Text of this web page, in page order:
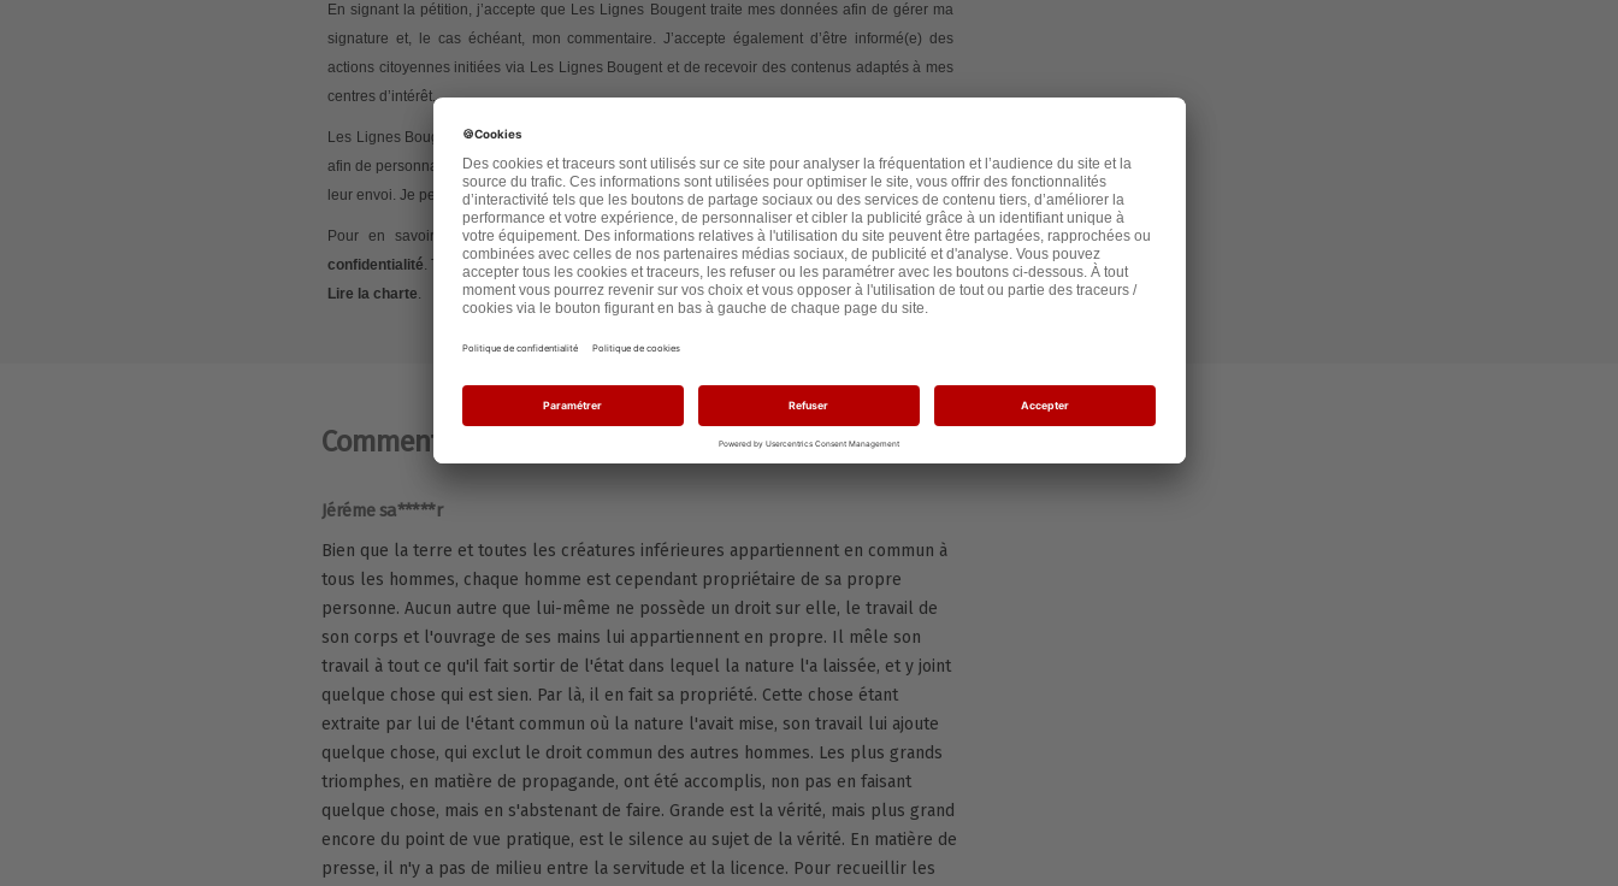
En signant la pétition, j’accepte que Les Lignes Bougent traite mes données afin de gérer ma
signature et, le cas échéant, mon commentaire. J’accepte également d’être informé(e) des
actions citoyennes initiées via Les Lignes Bougent et de recevoir des contenus adaptés à mes
centres d’intérêt.
Les Lignes Bougent peut mesurer si et quand j’ouvre ses emails, au moyen de pixels de suivi,
afin de personnaliser les contenus proposés et d’optimiser la fréquence ainsi que le moment de
leur envoi. Je peux retirer mon consentement à tout moment.
Pour en savoir plus sur ces traitements et sur mes droits, je consulte lapolitique de
confidentialité. Tout commentaire doit respecter la charte des contenus de la communauté LLB.
Lire la charte.
Commentaires
Jéréme sa*****r
Bien que la terre et toutes les créatures inférieures appartiennent en commun à
tous les hommes, chaque homme est cependant propriétaire de sa propre
personne. Aucun autre que lui-même ne possède un droit sur elle, le travail de
son corps et l'ouvrage de ses mains lui appartiennent en propre. Il mêle son
travail à tout ce qu'il fait sortir de l'état dans lequel la nature l'a laissée, et y joint
quelque chose qui est sien. Par là, il en fait sa propriété. Cette chose étant
extraite par lui de l'étant commun où la nature l'avait mise, son travail lui ajoute
quelque chose, qui exclut le droit commun des autres hommes. Les plus grands
triomphes, en matière de propagande, ont été accomplis, non pas en faisant
quelque chose, mais en s'abstenant de faire. Grande est la vérité, mais plus grand
encore du point de vue pratique, est le silence au sujet de la vérité. En matière de
presse, il n'y a pas de milieu entre la servitude et la licence. Pour recueillir les